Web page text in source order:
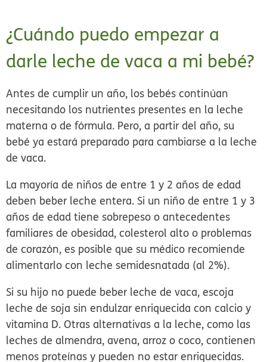
¿Cuándo puedo empezar a
darle leche de vaca a mi bebé?
Antes de cumplir un año, los bebés continúan
necesitando los nutrientes presentes en la leche
materna o de fórmula. Pero, a partir del año, su
bebé ya estará preparado para cambiarse a la leche
de vaca.
La mayoría de niños de entre 1 y 2 años de edad
deben beber leche entera. Si un niño de entre 1 y 3
años de edad tiene sobrepeso o antecedentes
familiares de obesidad, colesterol alto o problemas
de corazón, es posible que su médico recomiende
alimentarlo con leche semidesnatada (al 2%).
Si su hijo no puede beber leche de vaca, escoja
leche de soja sin endulzar enriquecida con calcio y
vitamina D. Otras alternativas a la leche, como las
leches de almendra, avena, arroz o coco, contienen
menos proteínas y pueden no estar enriquecidas.